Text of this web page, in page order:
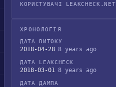
КОРИСТУВАЧІ LEAKCHECK.NET
ХРОНОЛОГІЯ
ДАТА ВИТОКУ
2018-04-28 8 years ago
ДАТА LEAKCHECK
2018-03-01 8 years ago
ДАТА ДАМПА